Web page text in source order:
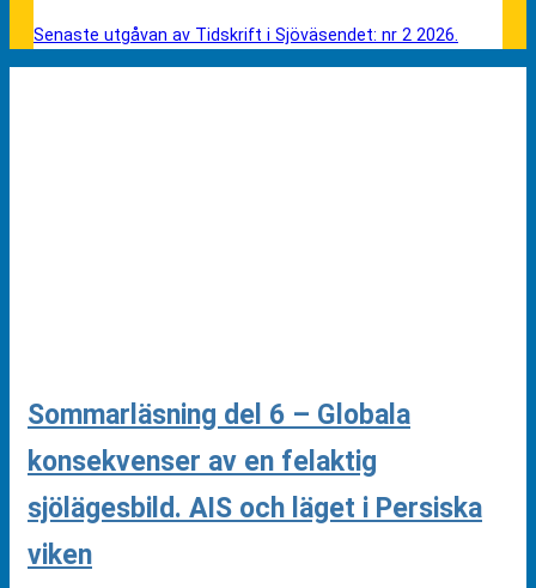
Senaste utgåvan av Tidskrift i Sjöväsendet: nr 2 2026.
Sommarläsning del 6 – Globala
konsekvenser av en felaktig
sjölägesbild. AIS och läget i Persiska
viken